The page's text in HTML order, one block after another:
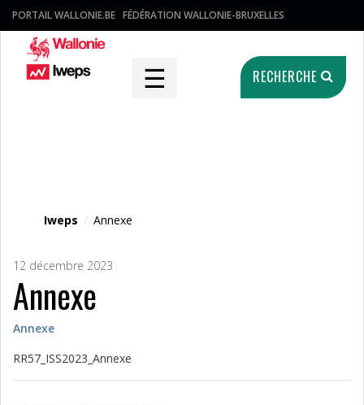
PORTAIL WALLONIE.BE FÉDÉRATION WALLONIE-BRUXELLES
☰ RECHERCHE
Iweps / Annexe
12 décembre 2023
Annexe
Annexe
RR57_ISS2023_Annexe